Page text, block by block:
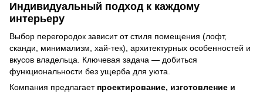
Индивидуальный подход к каждому
интерьеру
Выбор перегородок зависит от стиля помещения (лофт,
сканди, минимализм, хай-тек), архитектурных особенностей и
вкусов владельца. Ключевая задача — добиться
функциональности без ущерба для уюта.
Компания предлагает проектирование, изготовление и